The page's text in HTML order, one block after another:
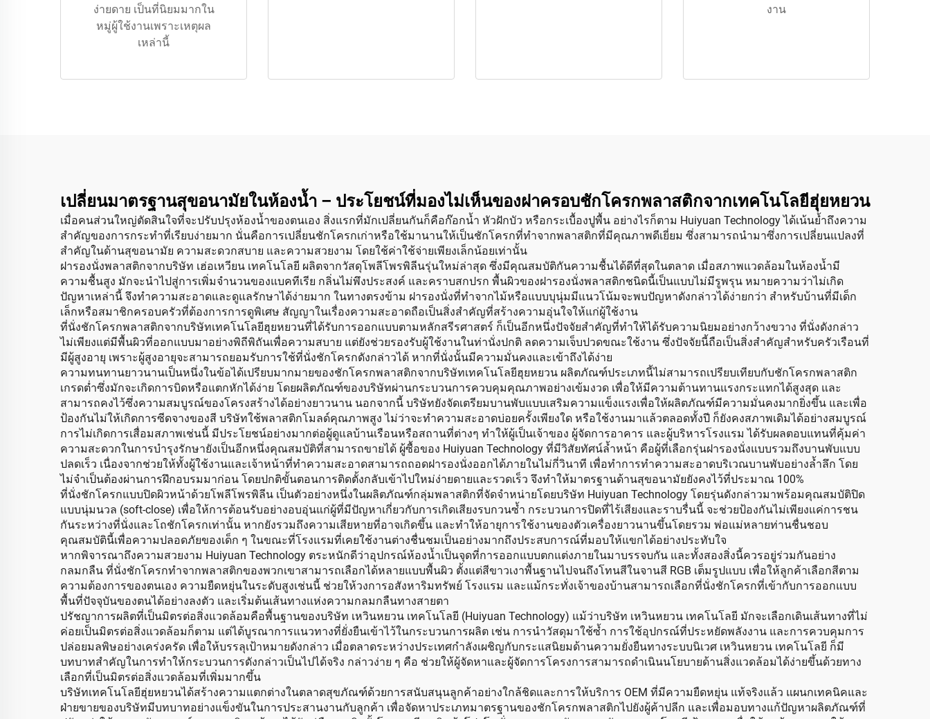
ง่ายดาย เป็นที่นิยมมากใน
หมู่ผู้ใช้งานเพราะเหตุผล
เหล่านี้
งาน
เปลี่ยนมาตรฐานสุขอนามัยในห้องน้ำ – ประโยชน์ที่มองไม่เห็นของฝาครอบชักโครกพลาสติกจากเทคโนโลยีฮุ่ยหยวน
เมื่อคนส่วนใหญ่ตัดสินใจที่จะปรับปรุงห้องน้ำของตนเอง สิ่งแรกที่มักเปลี่ยนกันก็คือก๊อกน้ำ หัวฝักบัว หรือกระเบื้องปูพื้น อย่างไรก็ตาม Huiyuan Technology ได้เน้นย้ำถึงความ
สำคัญของการกระทำที่เรียบง่ายมาก นั่นคือการเปลี่ยนชักโครกเก่าหรือใช้มานานให้เป็นชักโครกที่ทำจากพลาสติกที่มีคุณภาพดีเยี่ยม ซึ่งสามารถนำมาซึ่งการเปลี่ยนแปลงที่
สำคัญในด้านสุขอนามัย ความสะดวกสบาย และความสวยงาม โดยใช้ค่าใช้จ่ายเพียงเล็กน้อยเท่านั้น
ฝารองนั่งพลาสติกจากบริษัท เฮ่อเหวียน เทคโนโลยี ผลิตจากวัสดุโพลีโพรพิลีนรุ่นใหม่ล่าสุด ซึ่งมีคุณสมบัติกันความชื้นได้ดีที่สุดในตลาด เมื่อสภาพแวดล้อมในห้องน้ำมี
ความชื้นสูง มักจะนำไปสู่การเพิ่มจำนวนของแบคทีเรีย กลิ่นไม่พึงประสงค์ และคราบสกปรก พื้นผิวของฝารองนั่งพลาสติกชนิดนี้เป็นแบบไม่มีรูพรุน หมายความว่าไม่เกิด
ปัญหาเหล่านี้ จึงทำความสะอาดและดูแลรักษาได้ง่ายมาก ในทางตรงข้าม ฝารองนั่งที่ทำจากไม้หรือแบบบุนุ่มมีแนวโน้มจะพบปัญหาดังกล่าวได้ง่ายกว่า สำหรับบ้านที่มีเด็ก
เล็กหรือสมาชิกครอบครัวที่ต้องการการดูพิเศษ สัญญาในเรื่องความสะอาดถือเป็นสิ่งสำคัญที่สร้างความอุ่นใจให้แก่ผู้ใช้งาน
ที่นั่งชักโครกพลาสติกจากบริษัทเทคโนโลยีฮุยหยวนที่ได้รับการออกแบบตามหลักสรีรศาสตร์ ก็เป็นอีกหนึ่งปัจจัยสำคัญที่ทำให้ได้รับความนิยมอย่างกว้างขวาง ที่นั่งดังกล่าว
ไม่เพียงแต่มีพื้นผิวที่ออกแบบมาอย่างพิถีพิถันเพื่อความสบาย แต่ยังช่วยรองรับผู้ใช้งานในท่านั่งปกติ ลดความเจ็บปวดขณะใช้งาน ซึ่งปัจจัยนี้ถือเป็นสิ่งสำคัญสำหรับครัวเรือนที่
มีผู้สูงอายุ เพราะผู้สูงอายุจะสามารถยอมรับการใช้ที่นั่งชักโครกดังกล่าวได้ หากที่นั่งนั้นมีความมั่นคงและเข้าถึงได้ง่าย
ความทนทานยาวนานเป็นหนึ่งในข้อได้เปรียบมากมายของชักโครกพลาสติกจากบริษัทเทคโนโลยีฮุยหยวน ผลิตภัณฑ์ประเภทนี้ไม่สามารถเปรียบเทียบกับชักโครกพลาสติก
เกรดต่ำซึ่งมักจะเกิดการบิดหรือแตกหักได้ง่าย โดยผลิตภัณฑ์ของบริษัทผ่านกระบวนการควบคุมคุณภาพอย่างเข้มงวด เพื่อให้มีความต้านทานแรงกระแทกได้สูงสุด และ
สามารถคงไว้ซึ่งความสมบูรณ์ของโครงสร้างได้อย่างยาวนาน นอกจากนี้ บริษัทยังจัดเตรียมบานพับแบบเสริมความแข็งแรงเพื่อให้ผลิตภัณฑ์มีความมั่นคงมากยิ่งขึ้น และเพื่อ
ป้องกันไม่ให้เกิดการซีดจางของสี บริษัทใช้พลาสติกโมลด์คุณภาพสูง ไม่ว่าจะทำความสะอาดบ่อยครั้งเพียงใด หรือใช้งานมาแล้วตลอดทั้งปี ก็ยังคงสภาพเดิมได้อย่างสมบูรณ์
การไม่เกิดการเสื่อมสภาพเช่นนี้ มีประโยชน์อย่างมากต่อผู้ดูแลบ้านเรือนหรือสถานที่ต่างๆ ทำให้ผู้เป็นเจ้าของ ผู้จัดการอาคาร และผู้บริหารโรงแรม ได้รับผลตอบแทนที่คุ้มค่า
ความสะดวกในการบำรุงรักษายังเป็นอีกหนึ่งคุณสมบัติที่สามารถขายได้ ผู้ซื้อของ Huiyuan Technology ที่มีวิสัยทัศน์ล้ำหน้า คือผู้ที่เลือกรุ่นฝารองนั่งแบบรวมถึงบานพับแบบ
ปลดเร็ว เนื่องจากช่วยให้ทั้งผู้ใช้งานและเจ้าหน้าที่ทำความสะอาดสามารถถอดฝารองนั่งออกได้ภายในไม่กี่วินาที เพื่อทำการทำความสะอาดบริเวณบานพับอย่างล้ำลึก โดย
ไม่จำเป็นต้องผ่านการฝึกอบรมมาก่อน โดยปกติขั้นตอนการติดตั้งกลับเข้าไปใหม่ง่ายดายและรวดเร็ว จึงทำให้มาตรฐานด้านสุขอนามัยยังคงไว้ที่ประมาณ 100%
ที่นั่งชักโครกแบบปิดผิวหน้าด้วยโพลีโพรพิลีน เป็นตัวอย่างหนึ่งในผลิตภัณฑ์กลุ่มพลาสติกที่จัดจำหน่ายโดยบริษัท Huiyuan Technology โดยรุ่นดังกล่าวมาพร้อมคุณสมบัติปิด
แบบนุ่มนวล (soft-close) เพื่อให้การต้อนรับอย่างอบอุ่นแก่ผู้ที่มีปัญหาเกี่ยวกับการเกิดเสียงรบกวนซ้ำ กระบวนการปิดที่ไร้เสียงและราบรื่นนี้ จะช่วยป้องกันไม่เพียงแค่การชน
กันระหว่างที่นั่งและโถชักโครกเท่านั้น หากยังรวมถึงความเสียหายที่อาจเกิดขึ้น และทำให้อายุการใช้งานของตัวเครื่องยาวนานขึ้นโดยรวม พ่อแม่หลายท่านชื่นชอบ
คุณสมบัตินี้เพื่อความปลอดภัยของเด็ก ๆ ในขณะที่โรงแรมที่เคยใช้งานต่างชื่นชมเป็นอย่างมากถึงประสบการณ์ที่มอบให้แขกได้อย่างประทับใจ
หากพิจารณาถึงความสวยงาม Huiyuan Technology ตระหนักดีว่าอุปกรณ์ห้องน้ำเป็นจุดที่การออกแบบตกแต่งภายในมาบรรจบกัน และทั้งสองสิ่งนี้ควรอยู่ร่วมกันอย่าง
กลมกลืน ที่นั่งชักโครกทำจากพลาสติกของพวกเขาสามารถเลือกได้หลายแบบพื้นผิว ตั้งแต่สีขาวเงาพื้นฐานไปจนถึงโทนสีในจานสี RGB เต็มรูปแบบ เพื่อให้ลูกค้าเลือกสีตาม
ความต้องการของตนเอง ความยืดหยุ่นในระดับสูงเช่นนี้ ช่วยให้วงการอสังหาริมทรัพย์ โรงแรม และแม้กระทั่งเจ้าของบ้านสามารถเลือกที่นั่งชักโครกที่เข้ากับการออกแบบ
พื้นที่ปัจจุบันของตนได้อย่างลงตัว และเริ่มต้นเส้นทางแห่งความกลมกลืนทางสายตา
ปรัชญาการผลิตที่เป็นมิตรต่อสิ่งแวดล้อมคือพื้นฐานของบริษัท เหวินหยวน เทคโนโลยี (Huiyuan Technology) แม้ว่าบริษัท เหวินหยวน เทคโนโลยี มักจะเลือกเดินเส้นทางที่ไม่
ค่อยเป็นมิตรต่อสิ่งแวดล้อมก็ตาม แต่ได้บูรณาการแนวทางที่ยั่งยืนเข้าไว้ในกระบวนการผลิต เช่น การนำวัสดุมาใช้ซ้ำ การใช้อุปกรณ์ที่ประหยัดพลังงาน และการควบคุมการ
ปล่อยมลพิษอย่างเคร่งครัด เพื่อให้บรรลุเป้าหมายดังกล่าว เมื่อตลาดระหว่างประเทศกำลังเผชิญกับกระแสนิยมด้านความยั่งยืนทางระบบนิเวศ เหวินหยวน เทคโนโลยี ก็มี
บทบาทสำคัญในการทำให้กระบวนการดังกล่าวเป็นไปได้จริง กล่าวง่าย ๆ คือ ช่วยให้ผู้จัดหาและผู้จัดการโครงการสามารถดำเนินนโยบายด้านสิ่งแวดล้อมได้ง่ายขึ้นด้วยทาง
เลือกที่เป็นมิตรต่อสิ่งแวดล้อมที่เพิ่มมากขึ้น
บริษัทเทคโนโลยีฮุ่ยหยวนได้สร้างความแตกต่างในตลาดสุขภัณฑ์ด้วยการสนับสนุนลูกค้าอย่างใกล้ชิดและการให้บริการ OEM ที่มีความยืดหยุ่น แท้จริงแล้ว แผนกเทคนิคและ
ฝ่ายขายของบริษัทมีบทบาทอย่างแข็งขันในการประสานงานกับลูกค้า เพื่อจัดหาประเภทมาตรฐานของชักโครกพลาสติกไปยังผู้ค้าปลีก และเพื่อมอบทางแก้ปัญหาผลิตภัณฑ์ที่